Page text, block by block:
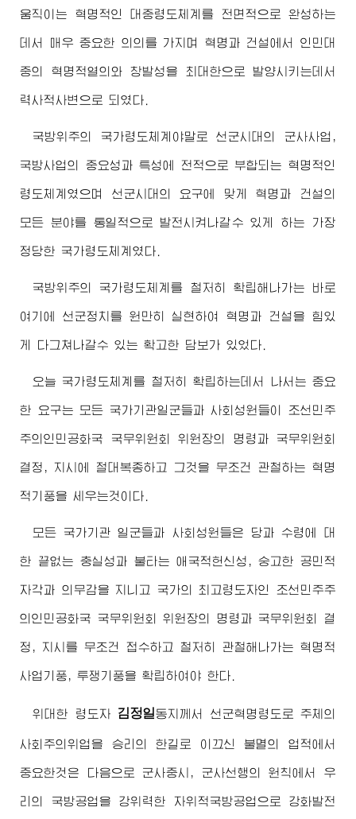
움직이는 혁명적인 대중령도체계를 전면적으로 완성하는
데서 매우 중요한 의의를 가지며 혁명과 건설에서 인민대
중의 혁명적열의와 창발성을 최대한으로 발양시키는데서
력사적사변으로 되였다.
국방위주의 국가령도체계야말로 선군시대의 군사사업,
국방사업의 중요성과 특성에 전적으로 부합되는 혁명적인
령도체계였으며 선군시대의 요구에 맞게 혁명과 건설의
모든 분야를 통일적으로 발전시켜나갈수 있게 하는 가장
정당한 국가령도체계였다.
국방위주의 국가령도체계를 철저히 확립해나가는 바로
여기에 선군정치를 원만히 실현하여 혁명과 건설을 힘있
게 다그쳐나갈수 있는 확고한 담보가 있었다.
오늘 국가령도체계를 철저히 확립하는데서 나서는 중요
한 요구는 모든 국가기관일군들과 사회성원들이 조선민주
주의인민공화국 국무위원회 위원장의 명령과 국무위원회
결정, 지시에 절대복종하고 그것을 무조건 관철하는 혁명
적기풍을 세우는것이다.
모든 국가기관 일군들과 사회성원들은 당과 수령에 대
한 끝없는 충실성과 불타는 애국적헌신성, 숭고한 공민적
자각과 의무감을 지니고 국가의 최고령도자인 조선민주주
의인민공화국 국무위원회 위원장의 명령과 국무위원회 결
정, 지시를 무조건 접수하고 철저히 관철해나가는 혁명적
사업기풍, 투쟁기풍을 확립하여야 한다.
위대한 령도자 김정일동지 께서 선군혁명령도로 주체의
사회주의위업을 승리의 한길로 이끄신 불멸의 업적에서
중요한것은 다음으로 군사중시, 군사선행의 원칙에서 우
리의 국방공업을 강위력한 자위적국방공업으로 강화발전